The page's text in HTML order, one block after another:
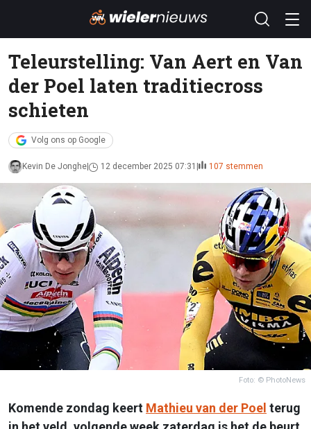
Teleurstelling: Van Aert en Van
der Poel laten traditiecross
schieten
Volg ons op Google
Kevin De Jonghe 12 december 2025 07:31 107 stemmen
Foto: © PhotoNews
Komende zondag keert Mathieu van der Poel terug